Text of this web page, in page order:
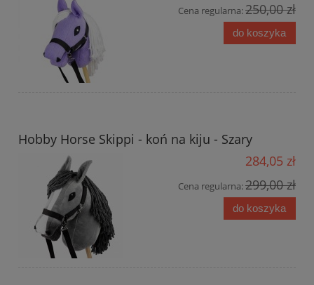
Cena regularna:250,00 zł
do koszyka
Hobby Horse Skippi - koń na kiju - Szary
284,05 zł
Cena regularna:299,00 zł
do koszyka